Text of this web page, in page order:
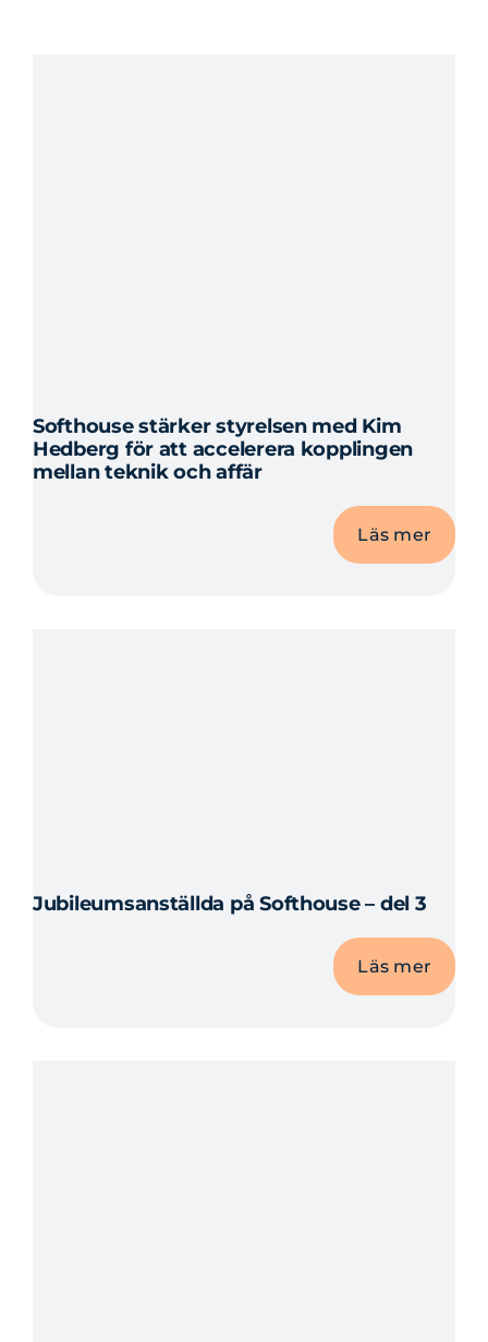
Softhouse stärker styrelsen med Kim
Hedberg för att accelerera kopplingen
mellan teknik och affär
Läs mer
Jubileumsanställda på Softhouse – del 3
Läs mer